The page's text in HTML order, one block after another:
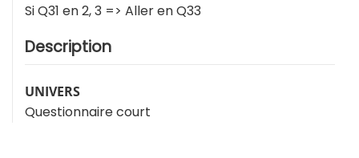
Si Q31 en 2, 3 => Aller en Q33
Description
UNIVERS
Questionnaire court